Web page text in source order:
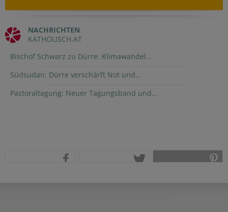
NACHRICHTEN
KATHOLISCH.AT
Bischof Schwarz zu Dürre: Klimawandel...
Südsudan: Dürre verschärft Not und...
Pastoraltagung: Neuer Tagungsband und...